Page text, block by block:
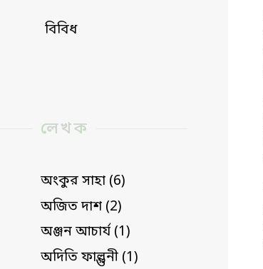
বিবিধ
লেখক
অংকুর সাহা (6)
অজিত দাশ (2)
অঞ্জন আচার্য (1)
অদিতি ফাল্গুনী (1)